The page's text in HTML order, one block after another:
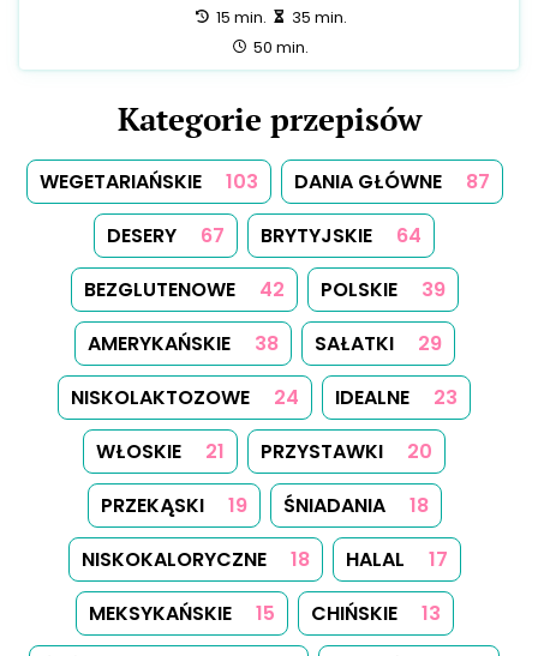
przygotowanie:
15 min. zrobienie:
35 min.
całość:
50 min.
Kategorie przepisów
WEGETARIAŃSKIE 103 DANIA GŁÓWNE
87
DESERY
67 BRYTYJSKIE
64
BEZGLUTENOWE
42 POLSKIE
39
AMERYKAŃSKIE
38 SAŁATKI
29
NISKOLAKTOZOWE
24 IDEALNE
23
WŁOSKIE
21 PRZYSTAWKI
20
PRZEKĄSKI
19 ŚNIADANIA
18
NISKOKALORYCZNE
18 HALAL
17
MEKSYKAŃSKIE
15 CHIŃSKIE
13